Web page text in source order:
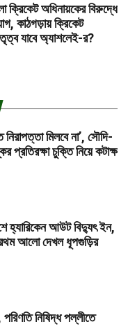
ক্রিকেট অধিনায়কের বিরুদ্ধে
কাঠগড়ায় ক্রিকেট
যাবে অ্যাশলেই-র?
মিলবে না’, সৌদি-
প্রতিরক্ষা চুক্তি নিয়ে কটাক্ষ
হ্যারিকেন আউট বিদ্যুৎ ইন,
আলো দেখল ধূপগুড়ির
নিষিদ্ধ পল্লীতে